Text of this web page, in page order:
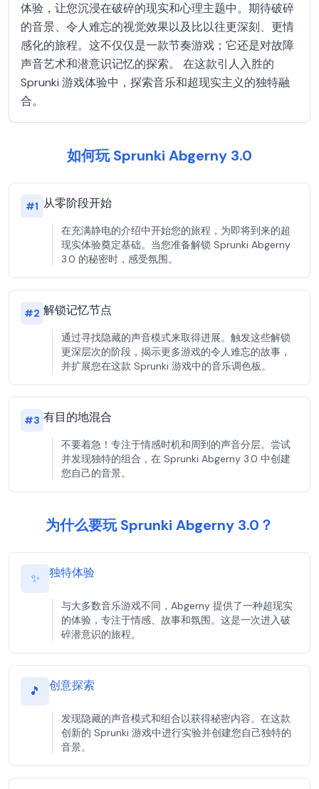
体验，让您沉浸在破碎的现实和心理主题中。期待破碎
的音景、令人难忘的视觉效果以及比以往更深刻、更情
感化的旅程。这不仅仅是一款节奏游戏；它还是对故障
声音艺术和潜意识记忆的探索。 在这款引人入胜的
Sprunki 游戏体验中，探索音乐和超现实主义的独特融
合。
如何玩 Sprunki Abgerny 3.0
#1 从零阶段开始
在充满静电的介绍中开始您的旅程，为即将到来的超
现实体验奠定基础。当您准备解锁 Sprunki Abgerny
3.0 的秘密时，感受氛围。
#2 解锁记忆节点
通过寻找隐藏的声音模式来取得进展。触发这些解锁
更深层次的阶段，揭示更多游戏的令人难忘的故事，
并扩展您在这款 Sprunki 游戏中的音乐调色板。
#3 有目的地混合
不要着急！专注于情感时机和周到的声音分层。尝试
并发现独特的组合，在 Sprunki Abgerny 3.0 中创建
您自己的音景。
为什么要玩 Sprunki Abgerny 3.0？
✨ 独特体验
与大多数音乐游戏不同，Abgerny 提供了一种超现实
的体验，专注于情感、故事和氛围。这是一次进入破
碎潜意识的旅程。
🎵 创意探索
发现隐藏的声音模式和组合以获得秘密内容。在这款
创新的 Sprunki 游戏中进行实验并创建您自己独特的
音景。